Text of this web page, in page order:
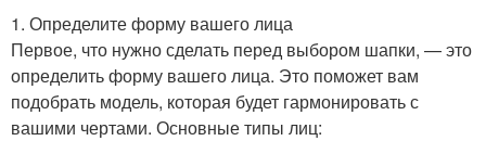
1. Определите форму вашего лица
Первое, что нужно сделать перед выбором шапки, — это
определить форму вашего лица. Это поможет вам
подобрать модель, которая будет гармонировать с
вашими чертами. Основные типы лиц: